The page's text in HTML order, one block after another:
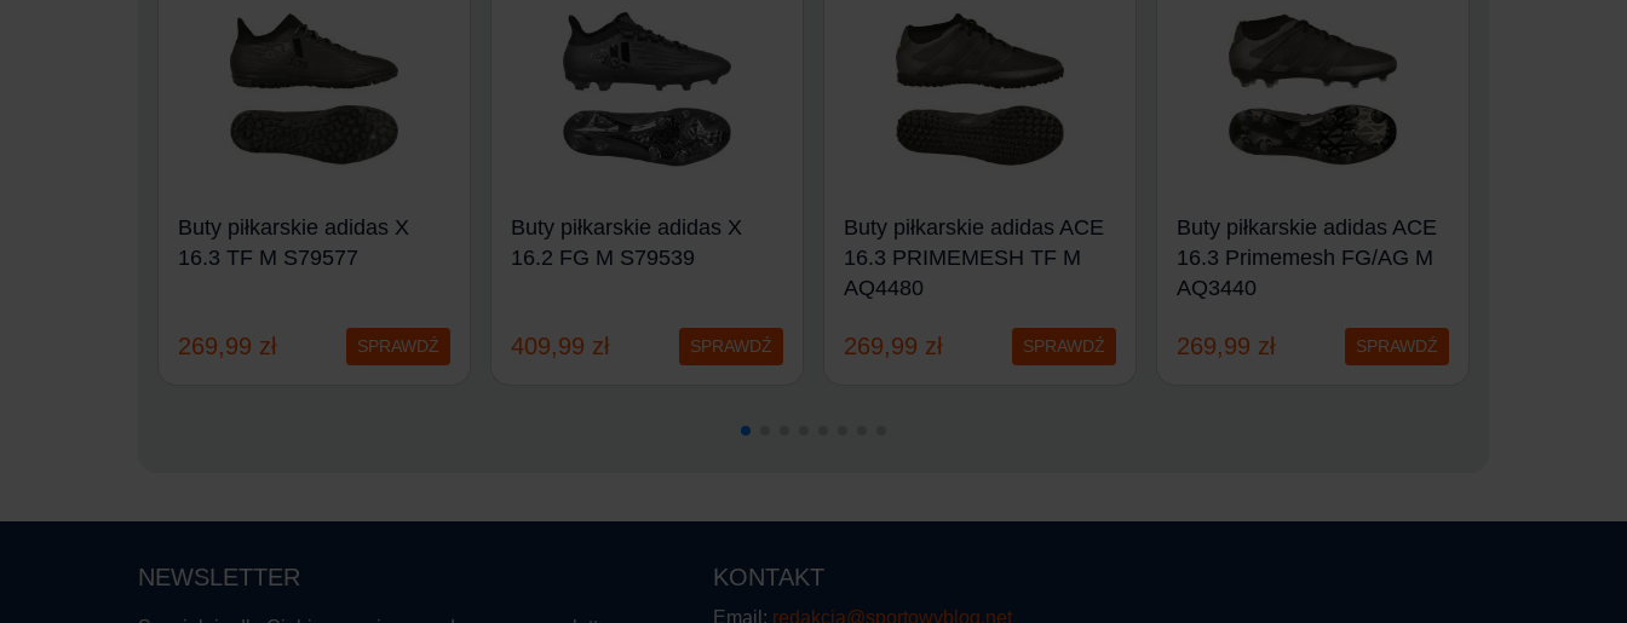
Buty piłkarskie adidas X
16.3 TF M S79577
269,99 zł SPRAWDŹ
Buty piłkarskie adidas X
16.2 FG M S79539
409,99 zł SPRAWDŹ
Buty piłkarskie adidas ACE
16.3 PRIMEMESH TF M
AQ4480
269,99 zł SPRAWDŹ
Buty piłkarskie adidas ACE
16.3 Primemesh FG/AG M
AQ3440
269,99 zł SPRAWDŹ
NEWSLETTER KONTAKT
Email: redakcja@sportowyblog.net